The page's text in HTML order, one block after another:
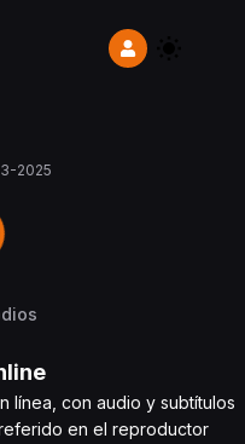
2025
línea, con audio y subtítulos
en el reproductor